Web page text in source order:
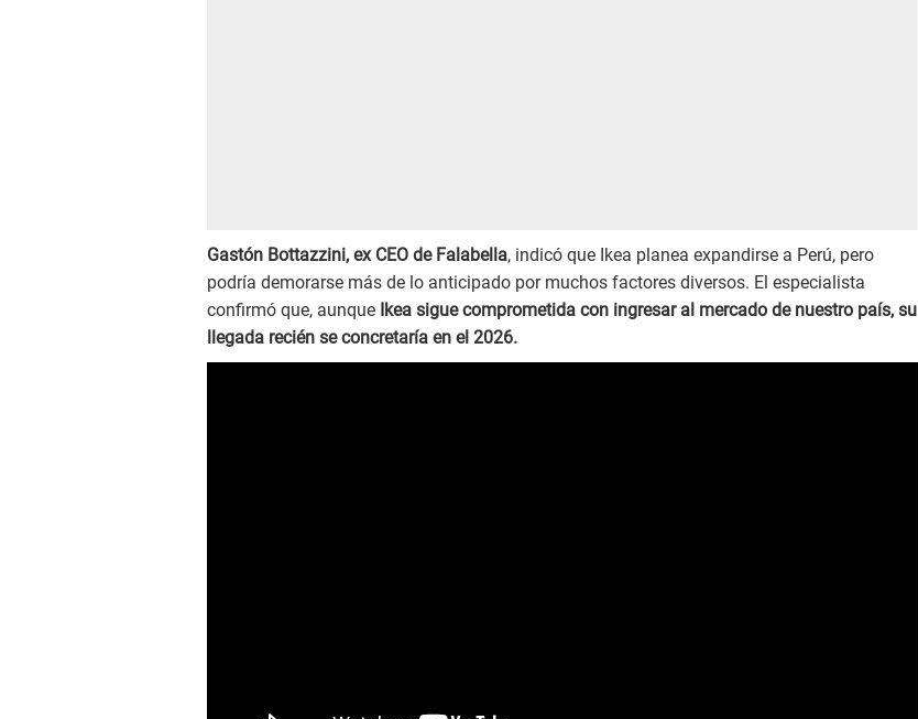
Gastón Bottazzini, ex CEO de Falabella, indicó que Ikea planea expandirse a Perú, pero
podría demorarse más de lo anticipado por muchos factores diversos. El especialista
confirmó que, aunque Ikea sigue comprometida con ingresar al mercado de nuestro país, su
llegada recién se concretaría en el 2026.